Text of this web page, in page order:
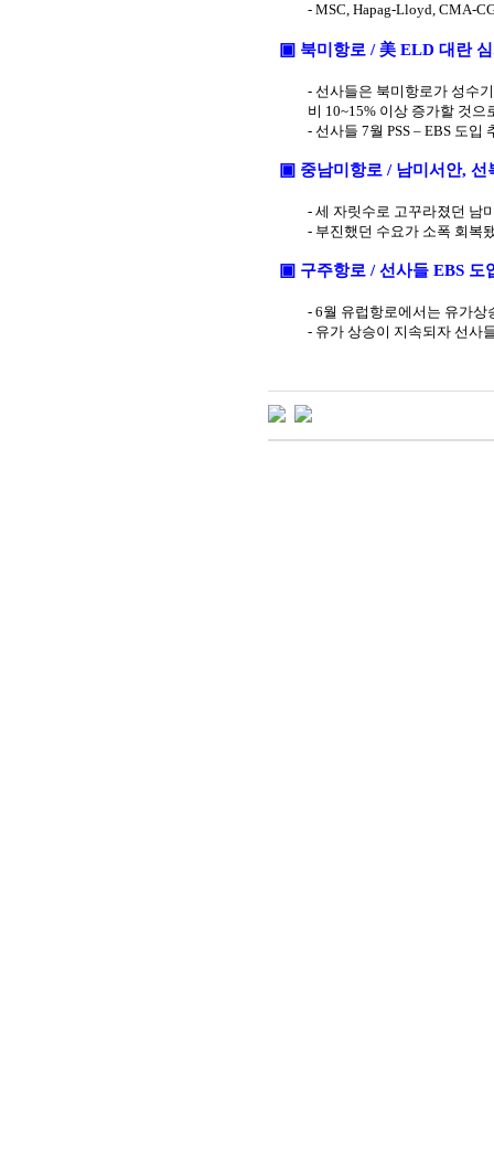
- MSC, Hapag-Lloyd, CMA-
▣ 북미항로 /美ELD 대란
-선사들은 북미항로가 성수
비 10~15% 이상 증가할 것으
-선사들 7월 PSS–EBS 도입
▣ 중남미항로 / 남미서안, 선
-세 자릿수로 고꾸라졌던 남
- 부진했던 수요가 소폭 회복
▣ 구주항로 /선사들EBS 도
- 6월 유럽항로에서는 유가
- 유가 상승이 지속되자 선사